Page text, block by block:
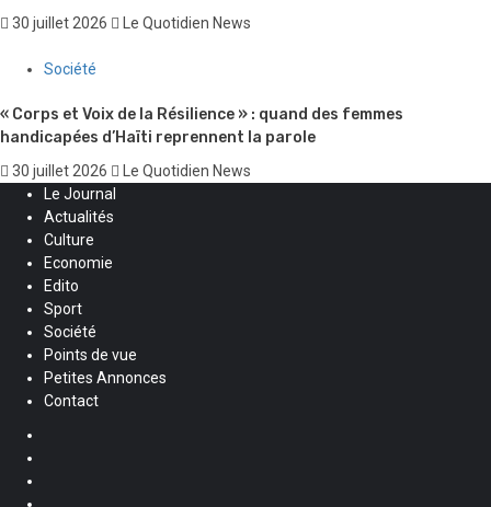
30 juillet 2026 Le Quotidien News
Société
« Corps et Voix de la Résilience » : quand des femmes
handicapées d’Haïti reprennent la parole
30 juillet 2026
Le Quotidien News
Le Journal
Actualités
Culture
Economie
Edito
Sport
Société
Points de vue
Petites Annonces
Contact